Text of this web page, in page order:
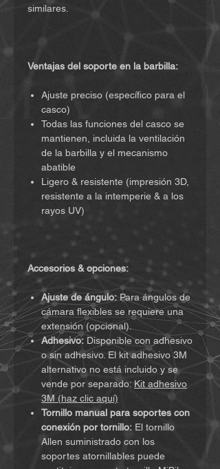
similares.
Ventajas del soporte en la barbilla:
Ajuste preciso (específico para el
casco)
Todas las funciones del casco se
mantienen, incluida la ventilación
de la barbilla y el mecanismo
abatible
Ligero & resistente (impresión 3D,
resistente a la intemperie & a los
rayos UV)
Accesorios & opciones:
Ajuste de ángulo:Para ángulos de
cámara flexibles se requiere una
extensión (opcional).
Adhesivo: Disponible con adhesivo
o sin adhesivo. El kit adhesivo 3M
alternativo no está incluido y se
vende por separado: Kit adhesivo
3M (haz clic aquí)
Tornillo manual para soportes con
conexión por tornillo: El tornillo
Allen suministrado con los
soportes atornillables puede